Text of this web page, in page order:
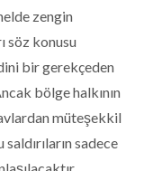
zengin
söz konusu
bir gerekçeden
bölge halkının
müteşekkil
sadece